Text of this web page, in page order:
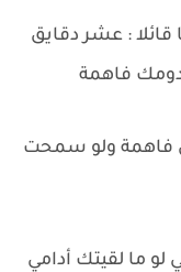
قائلا : عشر دقايق
فاهمة
فاهمة ولو سمحت
ما لقيتك أدامي